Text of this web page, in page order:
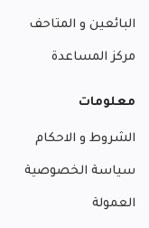
البائعين و المتاحف
مركز المساعدة
معلومات
الشروط و الاحكام
سياسة الخصوصية
العمولة